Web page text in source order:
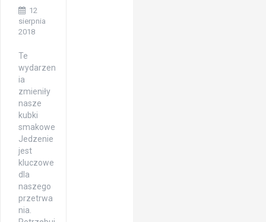
12
sierpnia
2018
Te
wydarzen
ia
zmieniły
nasze
kubki
smakowe
Jedzenie
jest
kluczowe
dla
naszego
przetrwa
nia.